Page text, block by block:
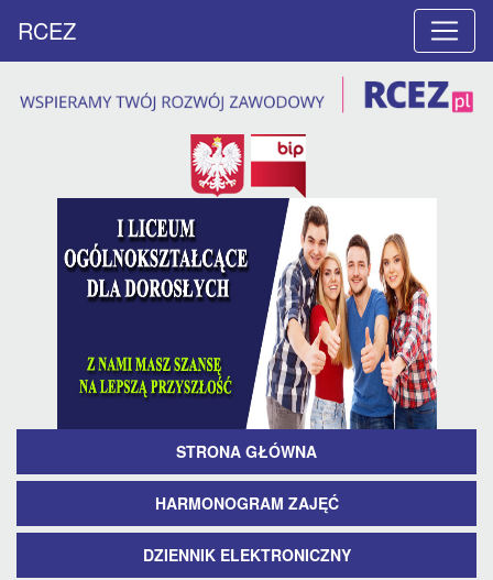
STRONA GŁÓWNA
HARMONOGRAM ZAJĘĆ
DZIENNIK ELEKTRONICZNY
RCEZ